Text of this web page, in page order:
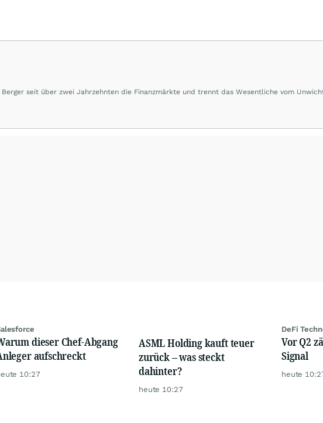
seit über zwei Jahrzehnten die Finanzmärkte und trennt das Wesentliche vom
dieser Chef-Abgang
aufschreckt
10:27
ASML Holding kauft teuer
zurück – was steckt
dahinter?
heute 10:27
DeFi
Vor Q2
Signal
heute